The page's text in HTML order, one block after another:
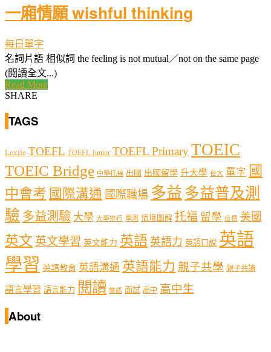
一廂情願 wishful thinking
每日單字
名詞片語 相似詞 the feeling is not mutual／not on the same page
(閱讀全文...)
Read More
SHARE
TAGS
Lexile TOEFL TOEFL Junior TOEFL PrimaryTOEIC
TOEIC Bridge 中學托福 出國 出國留學 升大學 台大 單字 國
中會考 國際溝通 國際職場 多益 多益普及測
驗 多益測驗 大學 大學排行 學測 情境圖解 托福 留學 疫情 美國
英文 英文學習 英文能力 英語 英語力 英語口說 英語
學習 英語教育 英語溝通 英語能力 親子共學 親子共讀
語言學習 語言能力 閱讀 雙語 面試 高中 高中生
About